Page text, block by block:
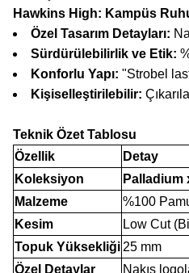
Hawkins High: Kampüs
Özel Tasarım Detayları:
Sürdürülebilirlik ve Etik:
Konforlu Yapı: "Strobel
Kişiselleştirilebilir:
Teknik Özet Tablosu
Özellik
Detay
Koleksiyon
Palladium
Malzeme
%100
Kesim
Low Cut
Topuk Yüksekliği 25 mm
Özel Detaylar
Nakış